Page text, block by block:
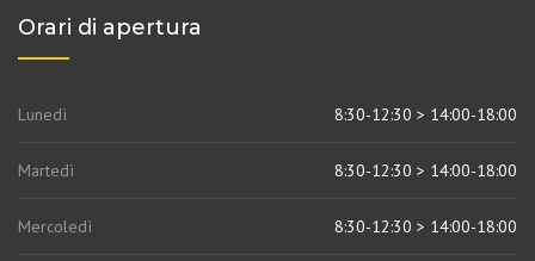
Orari di apertura
Lunedì 8:30-12:30 > 14:00-18:00
Martedì 8:30-12:30 > 14:00-18:00
Mercoledì 8:30-12:30 > 14:00-18:00